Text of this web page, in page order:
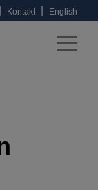
Kontakt English